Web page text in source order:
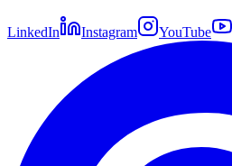
LinkedIn Instagram YouTube